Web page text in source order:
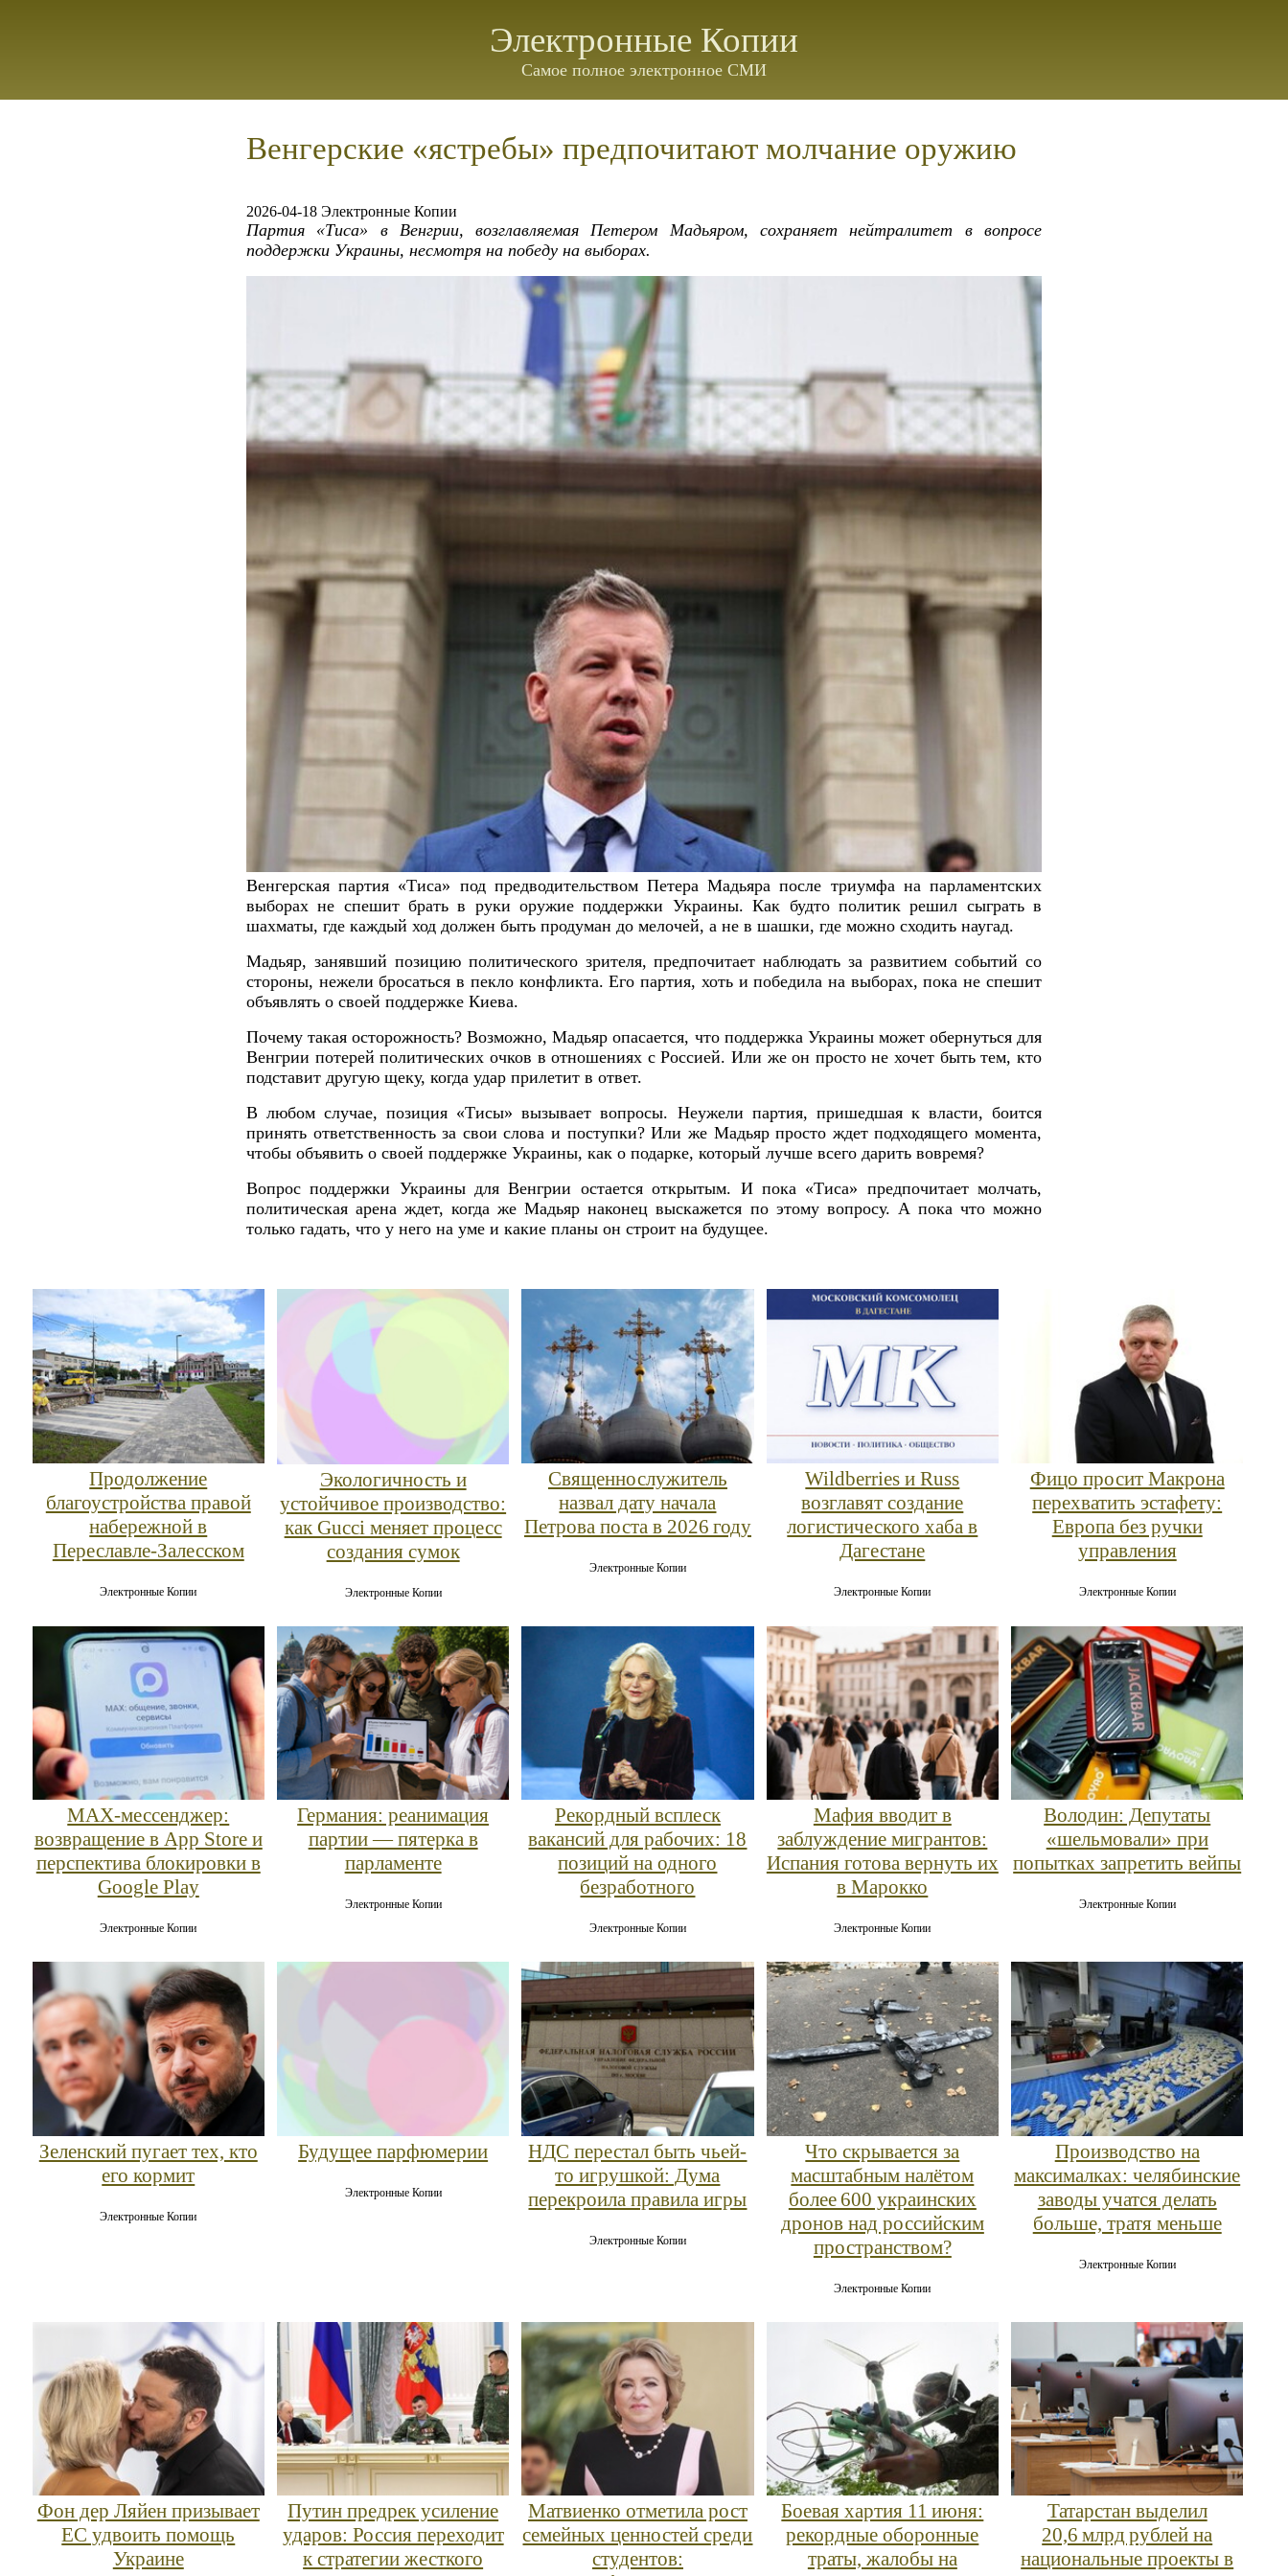
Электронные Копии
Самое полное электронное СМИ
Венгерские «ястребы» предпочитают молчание оружию
2026-04-18 Электронные Копии
Партия «Тиса» в Венгрии, возглавляемая Петером Мадьяром, сохраняет нейтралитет в вопросе
поддержки Украины, несмотря на победу на выборах.
Венгерская партия «Тиса» под предводительством Петера Мадьяра после триумфа на парламентских
выборах не спешит брать в руки оружие поддержки Украины. Как будто политик решил сыграть в
шахматы, где каждый ход должен быть продуман до мелочей, а не в шашки, где можно сходить наугад.
Мадьяр, занявший позицию политического зрителя, предпочитает наблюдать за развитием событий со
стороны, нежели бросаться в пекло конфликта. Его партия, хоть и победила на выборах, пока не спешит
объявлять о своей поддержке Киева.
Почему такая осторожность? Возможно, Мадьяр опасается, что поддержка Украины может обернуться для
Венгрии потерей политических очков в отношениях с Россией. Или же он просто не хочет быть тем, кто
подставит другую щеку, когда удар прилетит в ответ.
В любом случае, позиция «Тисы» вызывает вопросы. Неужели партия, пришедшая к власти, боится
принять ответственность за свои слова и поступки? Или же Мадьяр просто ждет подходящего момента,
чтобы объявить о своей поддержке Украины, как о подарке, который лучше всего дарить вовремя?
Вопрос поддержки Украины для Венгрии остается открытым. И пока «Тиса» предпочитает молчать,
политическая арена ждет, когда же Мадьяр наконец выскажется по этому вопросу. А пока что можно
только гадать, что у него на уме и какие планы он строит на будущее.
Продолжение
благоустройства правой
набережной в
Переславле‑Залесском
Электронные Копии
Экологичность и
устойчивое производство:
как Gucci меняет процесс
создания сумок
Электронные Копии
Священнослужитель
назвал дату начала
Петрова поста в 2026 году
Электронные Копии
Wildberries и Russ
возглавят создание
логистического хаба в
Дагестане
Электронные Копии
Фицо просит Макрона
перехватить эстафету:
Европа без ручки
управления
Электронные Копии
MAX‑мессенджер:
возвращение в App Store и
перспектива блокировки в
Google Play
Электронные Копии
Германия: реанимация
партии — пятерка в
парламенте
Электронные Копии
Рекордный всплеск
вакансий для рабочих: 18
позиций на одного
безработного
Электронные Копии
Мафия вводит в
заблуждение мигрантов:
Испания готова вернуть их
в Марокко
Электронные Копии
Володин: Депутаты
«шельмовали» при
попытках запретить вейпы
Электронные Копии
Зеленский пугает тех, кто
его кормит
Электронные Копии
Будущее парфюмерии
Электронные Копии
НДС перестал быть чьей-
то игрушкой: Дума
перекроила правила игры
Электронные Копии
Что скрывается за
масштабным налётом
более 600 украинских
дронов над российским
пространством?
Электронные Копии
Производство на
максималках: челябинские
заводы учатся делать
больше, тратя меньше
Электронные Копии
Фон дер Ляйен призывает
ЕС удвоить помощь
Украине
Путин предрек усиление
ударов: Россия переходит
к стратегии жесткого
Матвиенко отметила рост
семейных ценностей среди
студентов:
Боевая хартия 11 июня:
рекордные оборонные
траты, жалобы на
Татарстан выделил
20,6 млрд рублей на
национальные проекты в